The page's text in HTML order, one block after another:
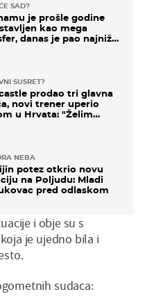
SAD?
je prošle godine
kao mega
danas je pao najniže
SUSRET?
prodao tri glavna
novi trener uperio
u Hrvata: "Želim
NEBA
potez otkrio novu
na Poljudu: Mladi
pred odlaskom
i obje su s
je ujedno bila i
sudaca: